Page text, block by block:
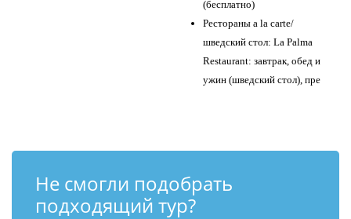
(бесплатно)
Рестораны a la carte/
шведский стол: La Palma
Restaurant: завтрак, обед и
ужин (шведский стол), пре
Не смогли подобрать
подходящий тур?